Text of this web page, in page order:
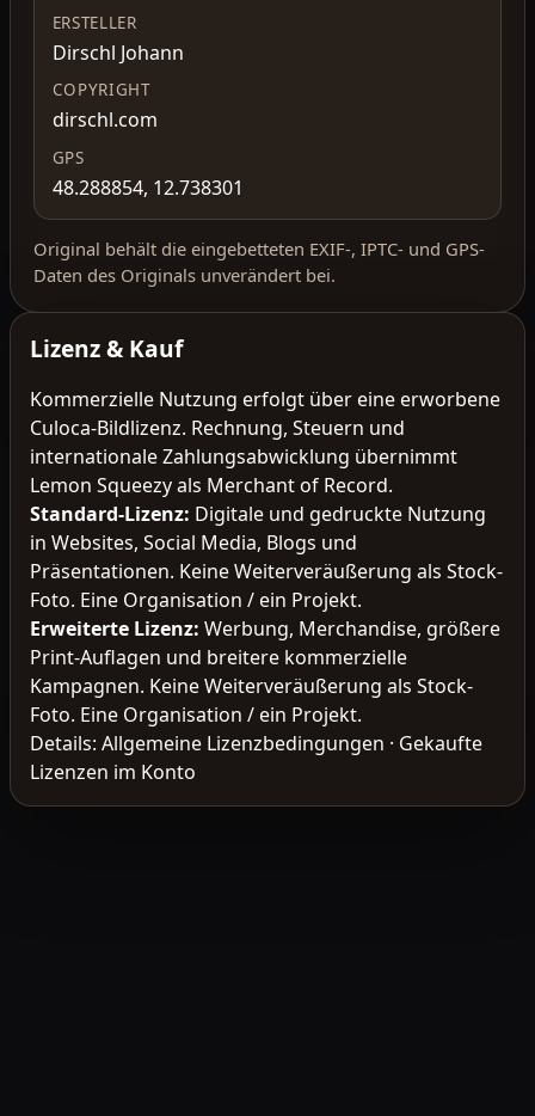
ERSTELLER
Dirschl Johann
COPYRIGHT
dirschl.com
GPS
48.288854, 12.738301
Original behält die eingebetteten EXIF-, IPTC- und GPS-
Daten des Originals unverändert bei.
Lizenz & Kauf
Kommerzielle Nutzung erfolgt über eine erworbene
Culoca-Bildlizenz. Rechnung, Steuern und
internationale Zahlungsabwicklung übernimmt
Lemon Squeezy als Merchant of Record.
Standard-Lizenz: Digitale und gedruckte Nutzung
in Websites, Social Media, Blogs und
Präsentationen. Keine Weiterveräußerung als Stock-
Foto. Eine Organisation / ein Projekt.
Erweiterte Lizenz: Werbung, Merchandise, größere
Print-Auflagen und breitere kommerzielle
Kampagnen. Keine Weiterveräußerung als Stock-
Foto. Eine Organisation / ein Projekt.
Details: Allgemeine Lizenzbedingungen · Gekaufte
Lizenzen im Konto